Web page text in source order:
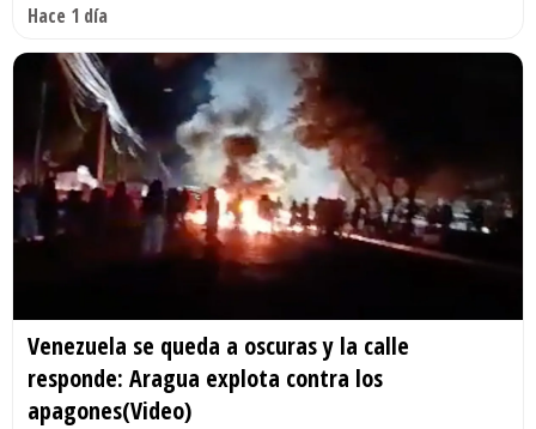
Hace 1 día
Venezuela se queda a oscuras y la calle
responde: Aragua explota contra los
apagones(Video)